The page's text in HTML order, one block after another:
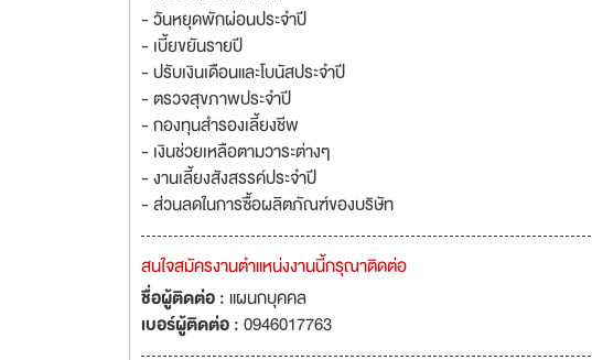
- วันหยุดพักผ่อนประจำปี
- เบี้ยขยันรายปี
- ปรับเงินเดือนและโบนัสประจำปี
- ตรวจสุขภาพประจำปี
- กองทุนสำรองเลี้ยงชีพ
- เงินช่วยเหลือตามวาระต่างๆ
- งานเลี้ยงสังสรรค์ประจำปี
- ส่วนลดในการซื้อผลิตภัณฑ์ของบริษัท
สนใจสมัครงานตำแหน่งงานนี้กรุณาติดต่อ
ชื่อผู้ติดต่อ :แผนกบุคคล
เบอร์ผู้ติดต่อ :0946017763